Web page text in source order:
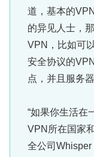
道，基本的
的异见人士，
VPN，比如可
安全协议的
点，并且服务
“如果你生活在
VPN所在国家
全公司